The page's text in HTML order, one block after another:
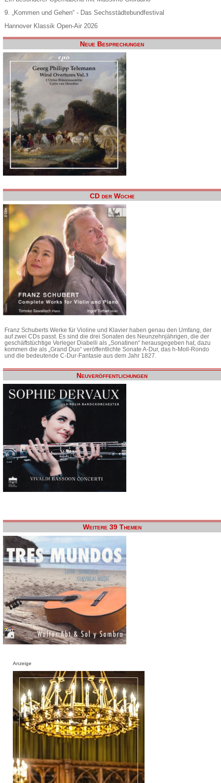
9. „Kommen und Gehen“ - Das Sechsstädtebundfestival
Hannover Klassik Open-Air 2026
Neue Besprechungen
CD der Woche
Franz Schuberts Werke für Violine und Klavier haben genau den Umfang, der
auf zwei CDs passt. Es sind die drei Sonaten des Neunzehnjährigen, die der
geschäftstüchtige Verleger Diabelli als „Sonatinen“ herausgegeben hat, dazu
kommen die als „Grand Duo“ veröffentlichte Sonate A-Dur, das h-Moll-Rondo
und die bedeutende C-Dur-Fantasie aus dem Jahr 1827.
Neuveröffentlichungen
Weitere 39 Themen
Anzeige